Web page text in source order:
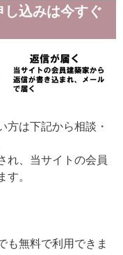
込みは今すぐ
方は下記から相談・
れ、当サイトの会員
。
も無料で利用できま